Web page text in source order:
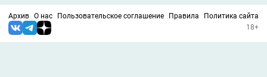
Архив О нас Пользовательское соглашение Правила
Политика сайта
18+